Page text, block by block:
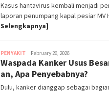
Kasus hantavirus kembali menjadi
laporan penumpang kapal pesiar MV
Selengkapnya]
PENYAKIT Aulia
Trisna
February 26, 2026
Waspada Kanker Usus
an, Apa Penyebabnya?
Dulu, kanker dianggap sebagai